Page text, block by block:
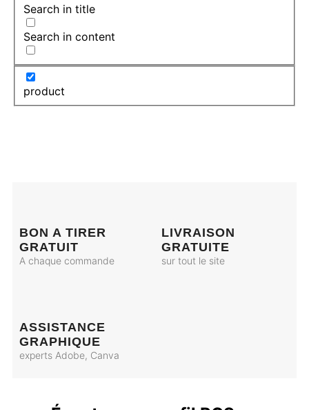
Search in title
Search in content
product
BON A TIRER
GRATUIT
A chaque commande
LIVRAISON
GRATUITE
sur tout le site
ASSISTANCE
GRAPHIQUE
experts Adobe, Canva